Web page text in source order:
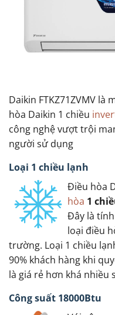
Daikin FTKZ71ZVMV là
hòa Daikin 1 chiều
công nghệ vượt trội
người sử dụng
Loại 1 chiều lạnh
Điều hòa
hòa 1
Đây là
loại điều
trường. Loại 1 chiều
90% khách hàng khi
là giá rẻ hơn khá nhiều
Công suất 18000Btu